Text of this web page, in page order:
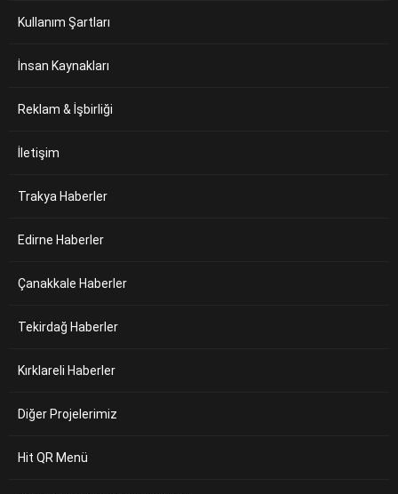
Kullanım Şartları
İnsan Kaynakları
Reklam & İşbirliği
İletişim
Trakya Haberler
Edirne Haberler
Çanakkale Haberler
Tekirdağ Haberler
Kırklareli Haberler
Diğer Projelerimiz
Hit QR Menü